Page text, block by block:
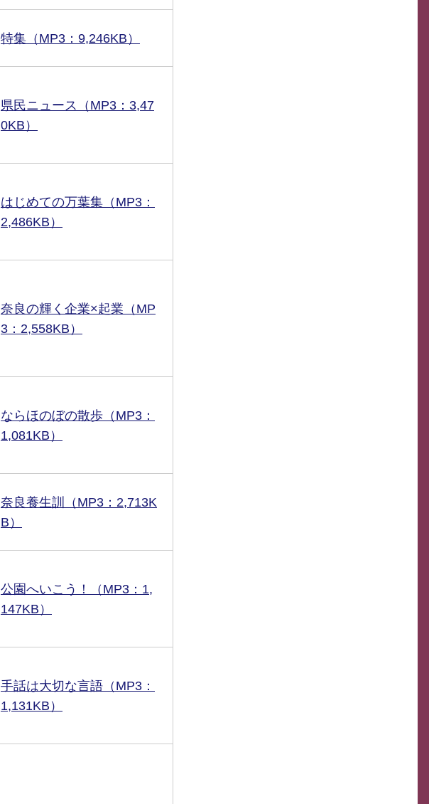
特集（MP3：9,246KB）
県民ニュース（MP3：3,47
0KB）
はじめての万葉集（MP3：
2,486KB）
奈良の輝く企業×起業（MP
3：2,558KB）
ならほのぼの散歩（MP3：
1,081KB）
奈良養生訓（MP3：2,713K
B）
公園へいこう！（MP3：1,
147KB）
手話は大切な言語（MP3：
1,131KB）